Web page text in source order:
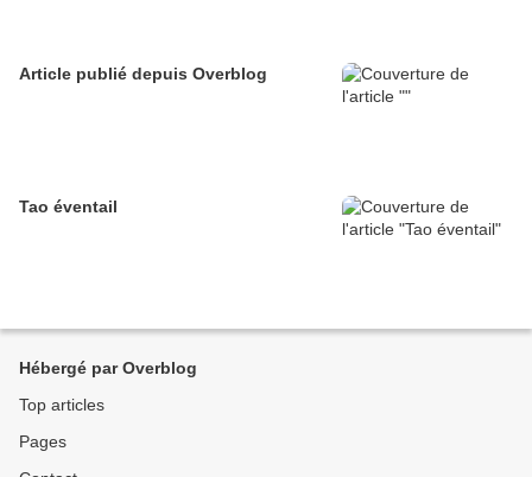
Article publié depuis Overblog
Tao éventail
Hébergé par Overblog
Top articles
Pages